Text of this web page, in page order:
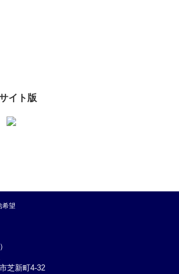
イト版
希望
芝新町4-32